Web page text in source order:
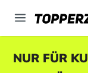
springen
NUR FÜR